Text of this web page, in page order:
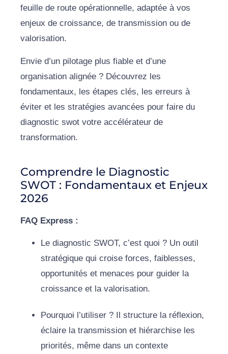
feuille de route opérationnelle, adaptée à vos
enjeux de croissance, de transmission ou de
valorisation.
Envie d’un pilotage plus fiable et d’une
organisation alignée ? Découvrez les
fondamentaux, les étapes clés, les erreurs à
éviter et les stratégies avancées pour faire du
diagnostic swot votre accélérateur de
transformation.
Comprendre le Diagnostic
SWOT : Fondamentaux et Enjeux
2026
FAQ Express :
Le diagnostic SWOT, c’est quoi ? Un outil
stratégique qui croise forces, faiblesses,
opportunités et menaces pour guider la
croissance et la valorisation.
Pourquoi l’utiliser ? Il structure la réflexion,
éclaire la transmission et hiérarchise les
priorités, même dans un contexte